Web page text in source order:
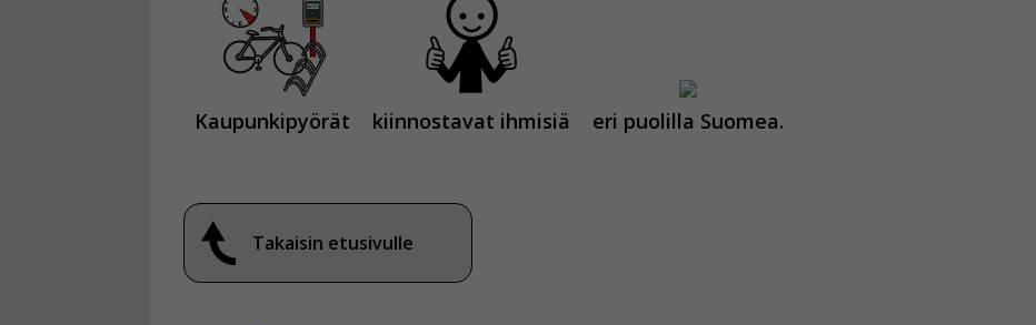
Kaupunkipyörät kiinnostavat ihmisiä eri puolilla Suomea.
Takaisin etusivulle